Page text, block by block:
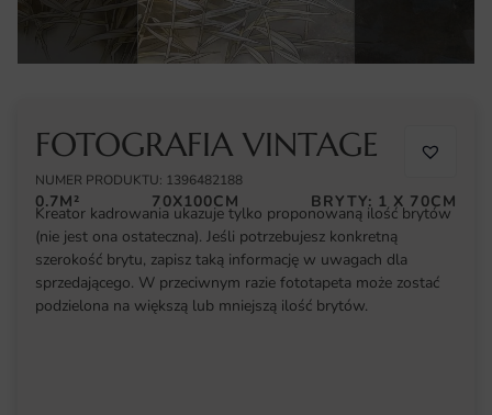
FOTOGRAFIA VINTAGE
NUMER PRODUKTU: 1396482188
0.7M² 70X100CM BRYTY: 1 X 70CM
Kreator kadrowania ukazuje tylko proponowaną ilość brytów
(nie jest ona ostateczna). Jeśli potrzebujesz konkretną
szerokość brytu, zapisz taką informację w uwagach dla
sprzedającego. W przeciwnym razie fototapeta może zostać
podzielona na większą lub mniejszą ilość brytów.